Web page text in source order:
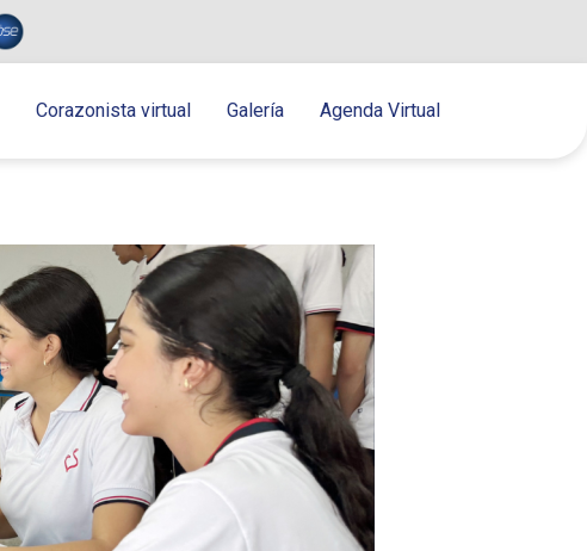
Corazonista virtual Galería Agenda Virtual